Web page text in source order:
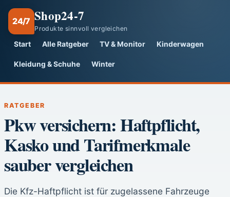
24/7 Shop24-7
Produkte sinnvoll vergleichen
Start Alle Ratgeber TV & Monitor Kinderwagen
Kleidung & Schuhe Winter
RATGEBER
Pkw versichern: Haftpflicht,
Kasko und Tarifmerkmale
sauber vergleichen
Die Kfz-Haftpflicht ist für zugelassene Fahrzeuge